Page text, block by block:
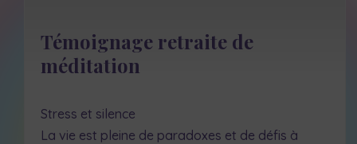
Témoignage retraite de
méditation
Stress et silence
La vie est pleine de paradoxes et de défis à